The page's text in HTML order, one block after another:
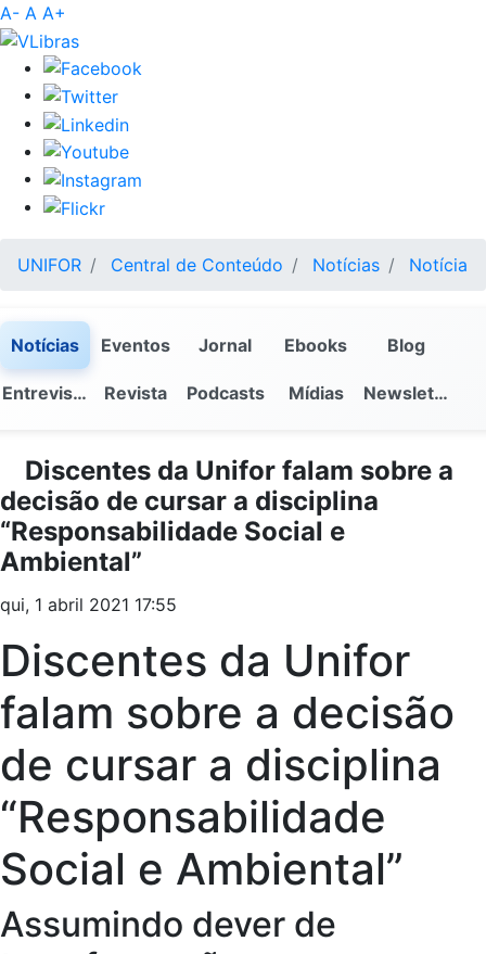
A- A A+
UNIFOR Central de Conteúdo Notícias Notícia
Notícias Eventos Jornal Ebooks Blog
Entrevistas Revista Podcasts Mídias Newsletter
Discentes da Unifor falam sobre a
decisão de cursar a disciplina
“Responsabilidade Social e
Ambiental”
qui, 1 abril 2021 17:55
Discentes da Unifor
falam sobre a decisão
de cursar a disciplina
“Responsabilidade
Social e Ambiental”
Assumindo dever de